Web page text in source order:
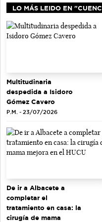
LO MÁS LEIDO EN
Multitudinaria
despedida a Isidoro
Gómez Cavero
P.M. - 23/07/2026
De ir a Albacete a
completar el
tratamiento en casa: la
cirugía de mama